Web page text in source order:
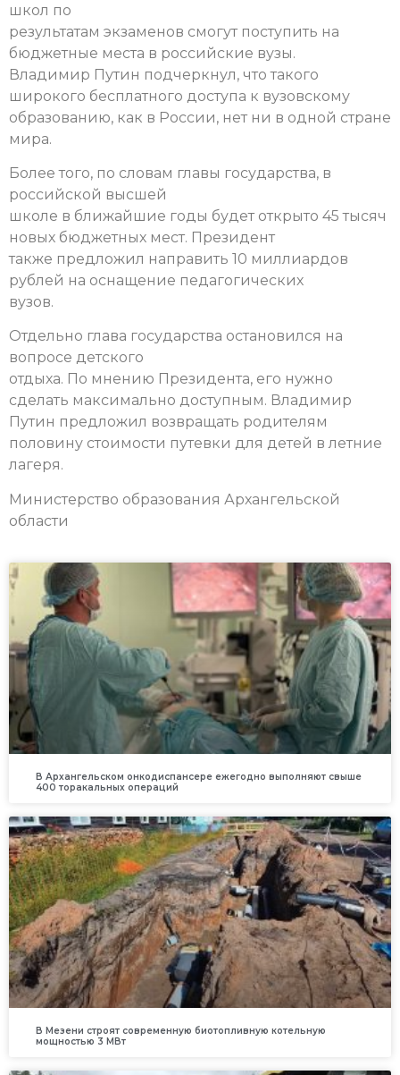
школ по
результатам экзаменов смогут поступить на
бюджетные места в российские вузы.
Владимир Путин подчеркнул, что такого
широкого бесплатного доступа к вузовскому
образованию, как в России, нет ни в одной стране
мира.
Более того, по словам главы государства, в
российской высшей
школе в ближайшие годы будет открыто 45 тысяч
новых бюджетных мест. Президент
также предложил направить 10 миллиардов
рублей на оснащение педагогических
вузов.
Отдельно глава государства остановился на
вопросе детского
отдыха. По мнению Президента, его нужно
сделать максимально доступным. Владимир
Путин предложил возвращать родителям
половину стоимости путевки для детей в летние
лагеря.
Министерство образования Архангельской
области
В Архангельском онкодиспансере ежегодно выполняют свыше
400 торакальных операций
В Мезени строят современную биотопливную котельную
мощностью 3 МВт